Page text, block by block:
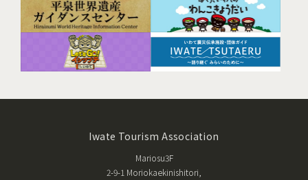
Iwate Tourism Association
Mariosu3F
2-9-1 Moriokaekinishitori,